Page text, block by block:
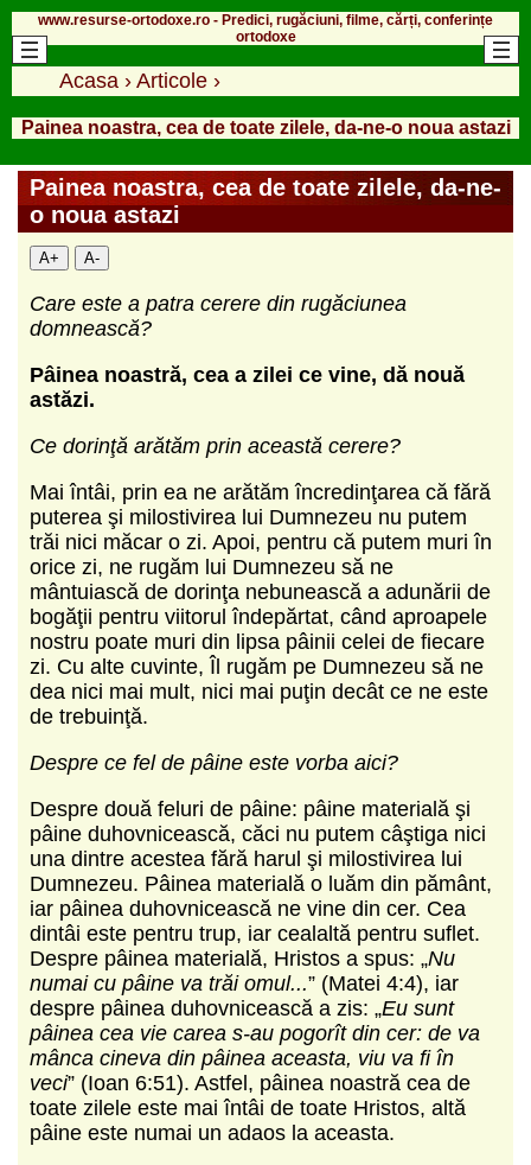
www.resurse-ortodoxe.ro - Predici, rugăciuni, filme, cărți, conferințe
ortodoxe
Acasa › Articole ›
Painea noastra, cea de toate zilele, da-ne-o noua astazi
Painea noastra, cea de toate zilele, da-ne-
o noua astazi
A+ A-
Care este a patra cerere din rugăciunea
domnească?
Pâinea noastră, cea a zilei ce vine, dă nouă
astăzi.
Ce dorinţă arătăm prin această cerere?
Mai întâi, prin ea ne arătăm încredinţarea că fără
puterea şi milostivirea lui Dumnezeu nu putem
trăi nici măcar o zi. Apoi, pentru că putem muri în
orice zi, ne rugăm lui Dumnezeu să ne
mântuiască de dorinţa nebunească a adunării de
bogăţii pentru viitorul îndepărtat, când aproapele
nostru poate muri din lipsa pâinii celei de fiecare
zi. Cu alte cuvinte, Îl rugăm pe Dumnezeu să ne
dea nici mai mult, nici mai puţin decât ce ne este
de trebuinţă.
Despre ce fel de pâine este vorba aici?
Despre două feluri de pâine: pâine materială şi
pâine duhovnicească, căci nu putem câştiga nici
una dintre acestea fără harul şi milostivirea lui
Dumnezeu. Pâinea materială o luăm din pământ,
iar pâinea duhovnicească ne vine din cer. Cea
dintâi este pentru trup, iar cealaltă pentru suflet.
Despre pâinea materială, Hristos a spus: „Nu
numai cu pâine va trăi omul...” (Matei 4:4), iar
despre pâinea duhovnicească a zis: „Eu sunt
pâinea cea vie carea s-au pogorît din cer: de va
mânca cineva din pâinea aceasta, viu va fi în
veci” (Ioan 6:51). Astfel, pâinea noastră cea de
toate zilele este mai întâi de toate Hristos, altă
pâine este numai un adaos la aceasta.